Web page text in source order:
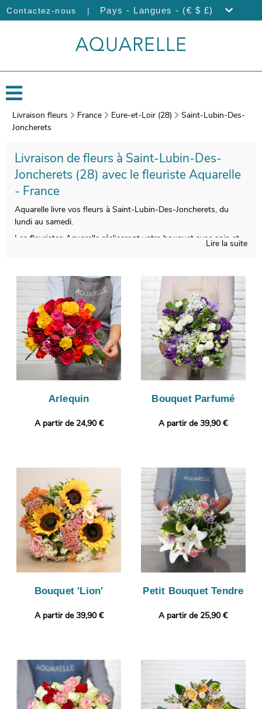
Contactez-nous | Pays - Langues - (€ $ £)
Livraison fleurs France Eure-et-Loir (28)
Saint-Lubin-Des-
Joncherets
Livraison de fleurs à Saint-Lubin-Des-
Joncherets (28) avec le fleuriste Aquarelle
- France
Aquarelle livre vos fleurs à Saint-Lubin-Des-Joncherets, du
lundi au samedi.
Les fleuristes Aquarelle réaliseront votre bouquet avec soin et
prendrons une photo pour vous. Vous recevrez ensuite cette
photo par e-mail de manière à ce que vous puissiez vous
assurer que le bouquet de fleurs envoyé sera identique à celui
que vous avez sélectionné. L’envoi sera ensuite effectué.
Rendez votre cadeau plus original encore avec une photo ou un
message de votre choix.
Lire la suite
Arlequin
A partir de 24,90 €
Bouquet Parfumé
A partir de 39,90 €
Bouquet 'Lion'
A partir de 39,90 €
Petit Bouquet Tendre
A partir de 25,90 €